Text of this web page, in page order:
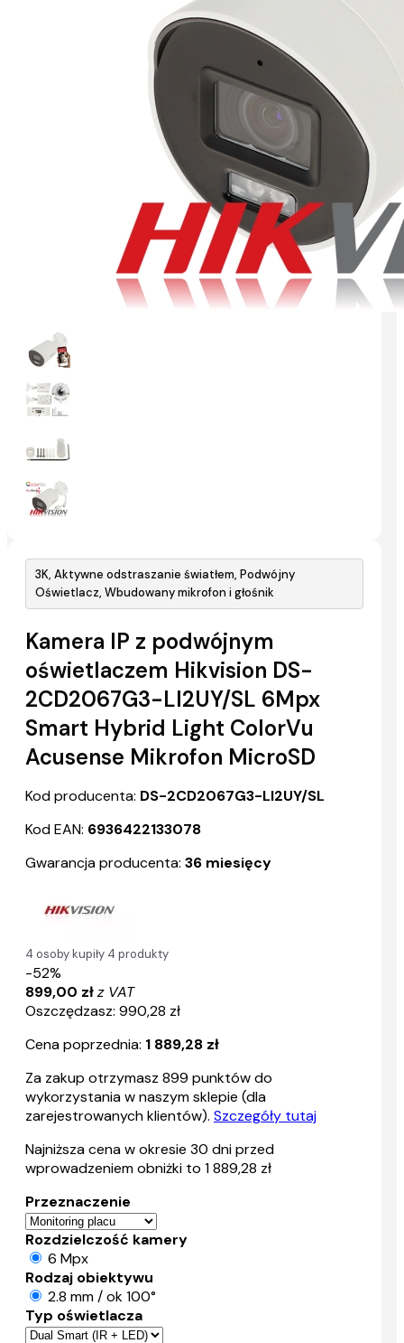
3K, Aktywne odstraszanie światłem, Podwójny
Oświetlacz, Wbudowany mikrofon i głośnik
Kamera IP z podwójnym
oświetlaczem Hikvision DS-
2CD2067G3-LI2UY/SL 6Mpx
Smart Hybrid Light ColorVu
Acusense Mikrofon MicroSD
Kod producenta: DS-2CD2067G3-LI2UY/SL
Kod EAN: 6936422133078
Gwarancja producenta: 36 miesięcy
4 osoby kupiły 4 produkty
-52%
899,00 złz VAT
Oszczędzasz: 990,28 zł
Cena poprzednia: 1 889,28 zł
Za zakup otrzymasz 899 punktów do
wykorzystania w naszym sklepie (dla
zarejestrowanych klientów). Szczegóły tutaj
Najniższa cena w okresie 30 dni przed
wprowadzeniem obniżki to 1 889,28 zł
Przeznaczenie
Rozdzielczość kamery
6 Mpx
Rodzaj obiektywu
2.8 mm / ok 100°
Typ oświetlacza